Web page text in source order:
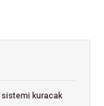
sistemi kuracak